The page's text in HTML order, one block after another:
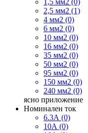
2,5 мм2 (1)
4 мм2 (0)
6 мм2 (0)
10 мм2 (0)
16 мм2 (0)
35 мм2 (0)
50 мм2 (0)
95 мм2 (0)
150 мм2 (0)
240 мм2 (0)
ясно приложение
Номинален ток
6.3А (0)
10А (0)